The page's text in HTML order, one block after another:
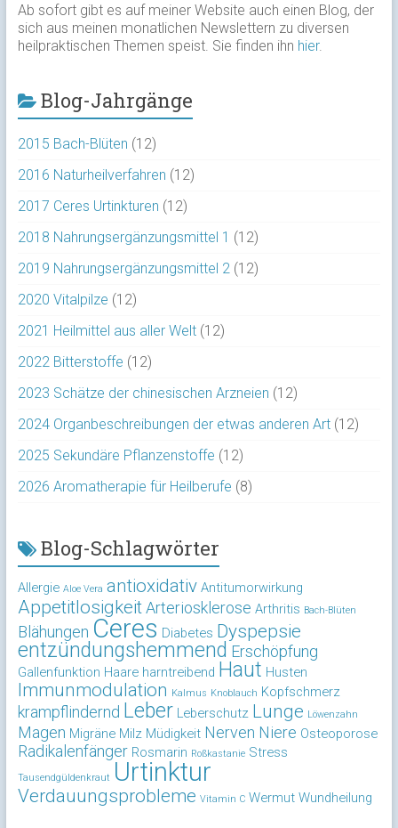
Ab sofort gibt es auf meiner Website auch einen Blog, der
sich aus meinen monatlichen Newslettern zu diversen
heilpraktischen Themen speist. Sie finden ihn hier.
Blog-Jahrgänge
2015 Bach-Blüten (12)
2016 Naturheilverfahren (12)
2017 Ceres Urtinkturen (12)
2018 Nahrungsergänzungsmittel 1 (12)
2019 Nahrungsergänzungsmittel 2 (12)
2020 Vitalpilze (12)
2021 Heilmittel aus aller Welt(12)
2022 Bitterstoffe (12)
2023 Schätze der chinesischen Arzneien (12)
2024 Organbeschreibungen der etwas anderen Art(12)
2025 Sekundäre Pflanzenstoffe (12)
2026 Aromatherapie für Heilberufe (8)
Blog-Schlagwörter
Allergie Aloe Vera antioxidativ Antitumorwirkung
Appetitlosigkeit Arteriosklerose Arthritis Bach-Blüten
Blähungen Ceres Diabetes Dyspepsie
entzündungshemmend Erschöpfung
Gallenfunktion Haare harntreibend Haut Husten
Immunmodulation Kalmus Knoblauch Kopfschmerz
krampflindernd Leber Leberschutz Lunge Löwenzahn
Magen Migräne Milz Müdigkeit Nerven Niere Osteoporose
Radikalenfänger Rosmarin Roßkastanie Stress
Tausendgüldenkraut Urtinktur
Verdauungsprobleme Vitamin C Wermut Wundheilung